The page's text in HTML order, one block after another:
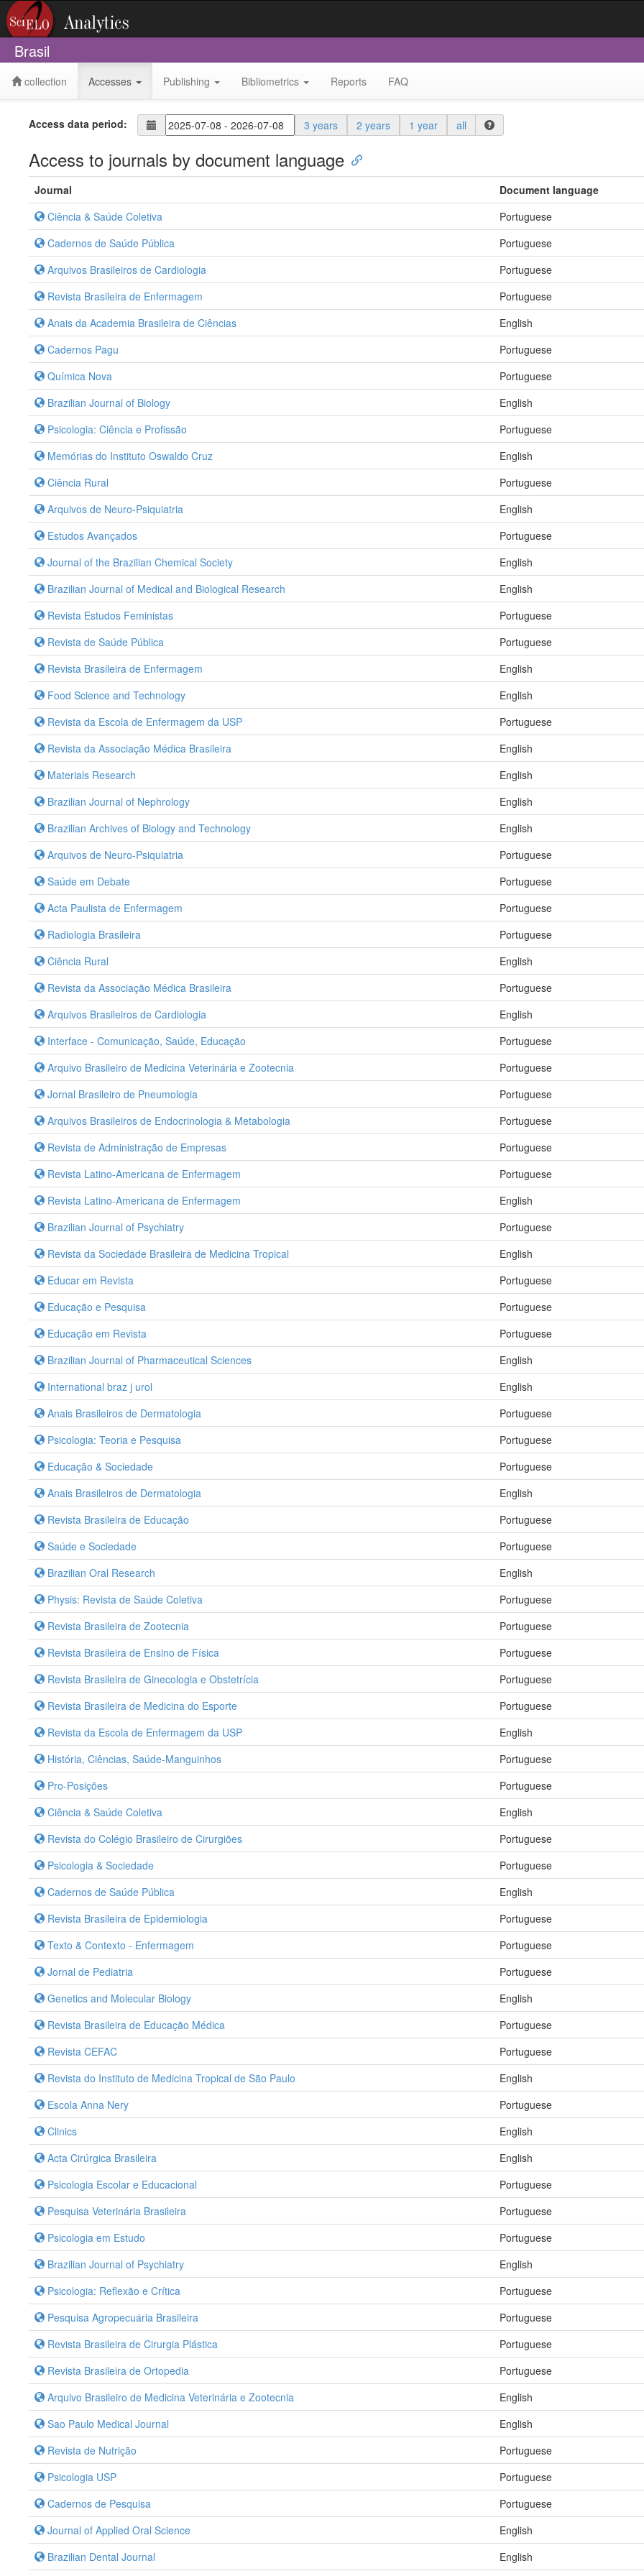
Brasil
collection Accesses Publishing Bibliometrics Reports FAQ
Access data period: 3 years 2 years 1 year all
Access to journals by document language
Journal
Document language
Ciência & Saúde Coletiva
Portuguese
Cadernos de Saúde Pública
Portuguese
Arquivos Brasileiros de Cardiologia
Portuguese
Revista Brasileira de Enfermagem
Portuguese
Anais da Academia Brasileira de Ciências
English
Cadernos Pagu
Portuguese
Química Nova
Portuguese
Brazilian Journal of Biology
English
Psicologia: Ciência e Profissão
Portuguese
Memórias do Instituto Oswaldo Cruz
English
Ciência Rural
Portuguese
Arquivos de Neuro-Psiquiatria
English
Estudos Avançados
Portuguese
Journal of the Brazilian Chemical Society
English
Brazilian Journal of Medical and Biological Research
English
Revista Estudos Feministas
Portuguese
Revista de Saúde Pública
Portuguese
Revista Brasileira de Enfermagem
English
Food Science and Technology
English
Revista da Escola de Enfermagem da USP
Portuguese
Revista da Associação Médica Brasileira
English
Materials Research
English
Brazilian Journal of Nephrology
English
Brazilian Archives of Biology and Technology
English
Arquivos de Neuro-Psiquiatria
Portuguese
Saúde em Debate
Portuguese
Acta Paulista de Enfermagem
Portuguese
Radiologia Brasileira
Portuguese
Ciência Rural
English
Revista da Associação Médica Brasileira
Portuguese
Arquivos Brasileiros de Cardiologia
English
Interface - Comunicação, Saúde, Educação
Portuguese
Arquivo Brasileiro de Medicina Veterinária e Zootecnia
Portuguese
Jornal Brasileiro de Pneumologia
Portuguese
Arquivos Brasileiros de Endocrinologia & Metabologia
Portuguese
Revista de Administração de Empresas
Portuguese
Revista Latino-Americana de Enfermagem
Portuguese
Revista Latino-Americana de Enfermagem
English
Brazilian Journal of Psychiatry
Portuguese
Revista da Sociedade Brasileira de Medicina Tropical
English
Educar em Revista
Portuguese
Educação e Pesquisa
Portuguese
Educação em Revista
Portuguese
Brazilian Journal of Pharmaceutical Sciences
English
International braz j urol
English
Anais Brasileiros de Dermatologia
Portuguese
Psicologia: Teoria e Pesquisa
Portuguese
Educação & Sociedade
Portuguese
Anais Brasileiros de Dermatologia
English
Revista Brasileira de Educação
Portuguese
Saúde e Sociedade
Portuguese
Brazilian Oral Research
English
Physis: Revista de Saúde Coletiva
Portuguese
Revista Brasileira de Zootecnia
Portuguese
Revista Brasileira de Ensino de Física
Portuguese
Revista Brasileira de Ginecologia e Obstetrícia
Portuguese
Revista Brasileira de Medicina do Esporte
Portuguese
Revista da Escola de Enfermagem da USP
English
História, Ciências, Saúde-Manguinhos
Portuguese
Pro-Posições
Portuguese
Ciência & Saúde Coletiva
English
Revista do Colégio Brasileiro de Cirurgiões
Portuguese
Psicologia & Sociedade
Portuguese
Cadernos de Saúde Pública
English
Revista Brasileira de Epidemiologia
Portuguese
Texto & Contexto - Enfermagem
Portuguese
Jornal de Pediatria
Portuguese
Genetics and Molecular Biology
English
Revista Brasileira de Educação Médica
Portuguese
Revista CEFAC
Portuguese
Revista do Instituto de Medicina Tropical de São Paulo
English
Escola Anna Nery
Portuguese
Clinics
English
Acta Cirúrgica Brasileira
English
Psicologia Escolar e Educacional
Portuguese
Pesquisa Veterinária Brasileira
Portuguese
Psicologia em Estudo
Portuguese
Brazilian Journal of Psychiatry
English
Psicologia: Reflexão e Crítica
Portuguese
Pesquisa Agropecuária Brasileira
Portuguese
Revista Brasileira de Cirurgia Plástica
Portuguese
Revista Brasileira de Ortopedia
Portuguese
Arquivo Brasileiro de Medicina Veterinária e Zootecnia
English
Sao Paulo Medical Journal
English
Revista de Nutrição
Portuguese
Psicologia USP
Portuguese
Cadernos de Pesquisa
Portuguese
Journal of Applied Oral Science
English
Brazilian Dental Journal
English